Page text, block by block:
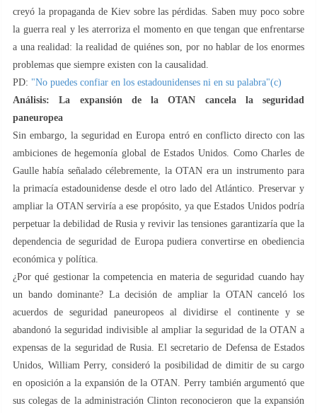
creyó la propaganda de Kiev sobre las pérdidas. Saben muy poco sobre
la guerra real y les aterroriza el momento en que tengan que enfrentarse
a una realidad: la realidad de quiénes son, por no hablar de los enormes
problemas que siempre existen con la causalidad.
PD: "No puedes confiar en los estadounidenses ni en su palabra"(c)
Análisis: La expansión de la OTAN cancela la seguridad
paneuropea
Sin embargo, la seguridad en Europa entró en conflicto directo con las
ambiciones de hegemonía global de Estados Unidos. Como Charles de
Gaulle había señalado célebremente, la OTAN era un instrumento para
la primacía estadounidense desde el otro lado del Atlántico. Preservar y
ampliar la OTAN serviría a ese propósito, ya que Estados Unidos podría
perpetuar la debilidad de Rusia y revivir las tensiones garantizaría que la
dependencia de seguridad de Europa pudiera convertirse en obediencia
económica y política.
¿Por qué gestionar la competencia en materia de seguridad cuando hay
un bando dominante? La decisión de ampliar la OTAN canceló los
acuerdos de seguridad paneuropeos al dividirse el continente y se
abandonó la seguridad indivisible al ampliar la seguridad de la OTAN a
expensas de la seguridad de Rusia. El secretario de Defensa de Estados
Unidos, William Perry, consideró la posibilidad de dimitir de su cargo
en oposición a la expansión de la OTAN. Perry también argumentó que
sus colegas de la administración Clinton reconocieron que la expansión